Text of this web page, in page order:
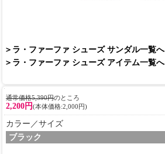
＞ラ・ファーファ シューズ サンダル一覧へ
＞ラ・ファーファ シューズ アイテム一覧へ
通常価格5,390円のところ
2,200円(本体価格:2,000円)
カラー／サイズ
ブラック